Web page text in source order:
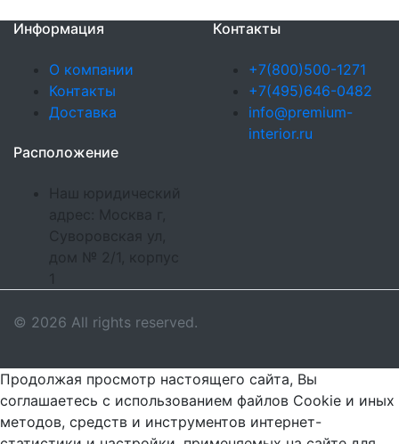
Информация
О компании
Контакты
Доставка
Контакты
+7(800)500-1271
+7(495)646-0482
info@premium-
interior.ru
Расположение
Наш юридический
адрес: Москва г,
Суворовская ул,
дом № 2/1, корпус
© 2026 All rights reserved.
Продолжая просмотр настоящего сайта, Вы
соглашаетесь с использованием файлов Cookie и иных
методов, средств и инструментов интернет-